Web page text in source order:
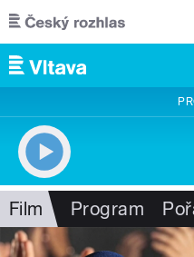
Přejít k hlavnímu obsahu
Film Program